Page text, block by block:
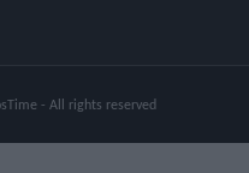
- All rights reserved